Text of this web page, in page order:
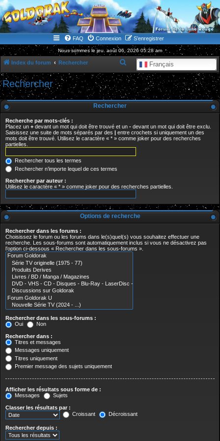
WWW.GOLDORAKGO.COM
le site de la Lune Rouge
FAQ Connexion S’enregistrer
Nous sommes le jeu. août 06, 2026 05:28 am
Index du forum Rechercher Français
e
c
h
c
e
Rechercher
Rechercher
Recherche par mots-clés :
Placez un + devant un mot qui doit être trouvé et un - devant un mot qui doit être exclu.
Saisissez une suite de mots séparés par des | entre crochets si uniquement un des
mots doit être trouvé. Utilisez le caractère « * » comme joker pour des recherches
partielles.
Rechercher tous les termes
Rechercher n’importe lequel de ces termes
Rechercher par auteur :
Utilisez le caractère « * » comme joker pour des recherches partielles.
Options de recherche
Rechercher dans les forums :
Choisissez le forum ou les forums dans le(s)quel(s) vous souhaitez effectuer une
recherche. Les sous-forums sont automatiquement inclus si vous ne désactivez pas
l’option ci-dessous « Rechercher dans les sous-forums ».
Rechercher dans les sous-forums :
Oui
Non
Rechercher dans :
Titres et messages
Messages uniquement
Titres uniquement
Premier message des sujets uniquement
Afficher les résultats sous forme de :
Messages
Sujets
Classer les résultats par :
Croissant
Décroissant
Rechercher depuis :